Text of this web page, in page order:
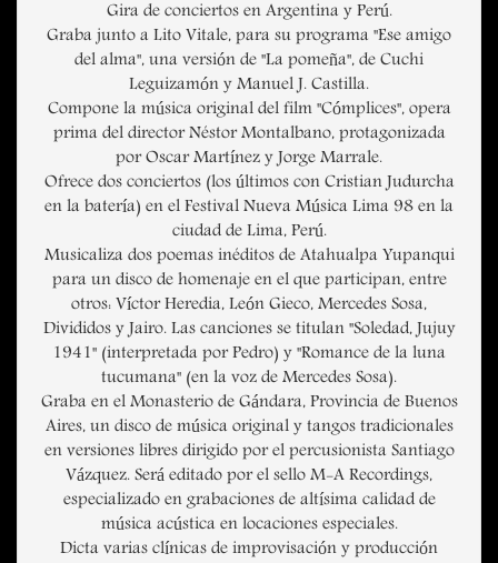
Gira de conciertos en Argentina y Perú.
Graba junto a Lito Vitale, para su programa "Ese amigo
del alma", una versión de "La pomeña", de Cuchi
Leguizamón y Manuel J. Castilla.
Compone la música original del film "Cómplices", opera
prima del director Néstor Montalbano, protagonizada
por Oscar Martínez y Jorge Marrale.
Ofrece dos conciertos (los últimos con Cristian Judurcha
en la batería) en el Festival Nueva Música Lima 98 en la
ciudad de Lima, Perú.
Musicaliza dos poemas inéditos de Atahualpa Yupanqui
para un disco de homenaje en el que participan, entre
otros: Víctor Heredia, León Gieco, Mercedes Sosa,
Divididos y Jairo. Las canciones se titulan "Soledad, Jujuy
1941" (interpretada por Pedro) y "Romance de la luna
tucumana" (en la voz de Mercedes Sosa).
Graba en el Monasterio de Gándara, Provincia de Buenos
Aires, un disco de música original y tangos tradicionales
en versiones libres dirigido por el percusionista Santiago
Vázquez. Será editado por el sello M-A Recordings,
especializado en grabaciones de altísima calidad de
música acústica en locaciones especiales.
Dicta varias clínicas de improvisación y producción